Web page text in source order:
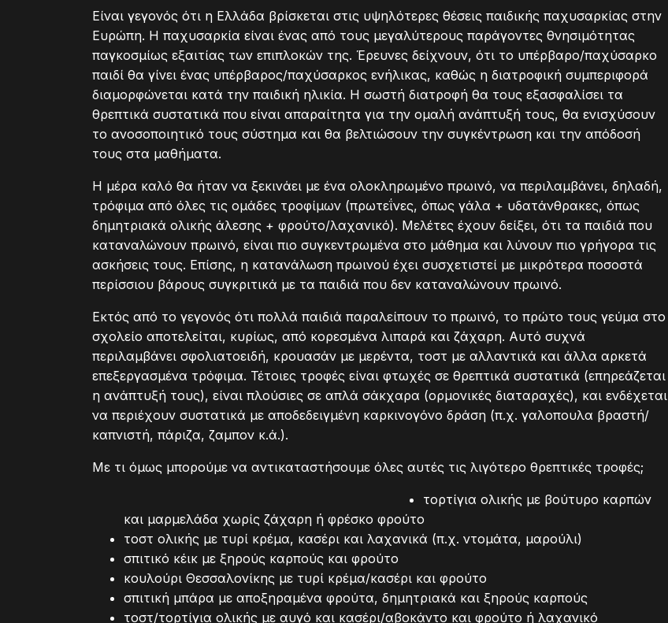
Είναι γεγονός ότι η Ελλάδα βρίσκεται στις υψηλότερες θέσεις παιδικής παχυσαρκίας στην
Ευρώπη. Η παχυσαρκία είναι ένας από τους μεγαλύτερους παράγοντες θνησιμότητας
παγκοσμίως εξαιτίας των επιπλοκών της. Έρευνες δείχνουν, ότι το υπέρβαρο/παχύσαρκο
παιδί θα γίνει ένας υπέρβαρος/παχύσαρκος ενήλικας, καθώς η διατροφική συμπεριφορά
διαμορφώνεται κατά την παιδική ηλικία. Η σωστή διατροφή θα τους εξασφαλίσει τα
θρεπτικά συστατικά που είναι απαραίτητα για την ομαλή ανάπτυξή τους, θα ενισχύσουν
το ανοσοποιητικό τους σύστημα και θα βελτιώσουν την συγκέντρωση και την απόδοσή
τους στα μαθήματα.
Η μέρα καλό θα ήταν να ξεκινάει με ένα ολοκληρωμένο πρωινό, να περιλαμβάνει, δηλαδή,
τρόφιμα από όλες τις ομάδες τροφίμων (πρωτεΐνες, όπως γάλα + υδατάνθρακες, όπως
δημητριακά ολικής άλεσης + φρούτο/λαχανικό). Μελέτες έχουν δείξει, ότι τα παιδιά που
καταναλώνουν πρωινό, είναι πιο συγκεντρωμένα στο μάθημα και λύνουν πιο γρήγορα τις
ασκήσεις τους. Επίσης, η κατανάλωση πρωινού έχει συσχετιστεί με μικρότερα ποσοστά
περίσσιου βάρους συγκριτικά με τα παιδιά που δεν καταναλώνουν πρωινό.
Εκτός από το γεγονός ότι πολλά παιδιά παραλείπουν το πρωινό, το πρώτο τους γεύμα στο
σχολείο αποτελείται, κυρίως, από κορεσμένα λιπαρά και ζάχαρη. Αυτό συχνά
περιλαμβάνει σφολιατοειδή, κρουασάν με μερέντα, τοστ με αλλαντικά και άλλα αρκετά
επεξεργασμένα τρόφιμα. Τέτοιες τροφές είναι φτωχές σε θρεπτικά συστατικά (επηρεάζεται
η ανάπτυξή τους), είναι πλούσιες σε απλά σάκχαρα (ορμονικές διαταραχές), και ενδέχεται
να περιέχουν συστατικά με αποδεδειγμένη καρκινογόνο δράση (π.χ. γαλοπουλα βραστή/
καπνιστή, πάριζα, ζαμπον κ.ά.).
Με τι όμως μπορούμε να αντικαταστήσουμε όλες αυτές τις λιγότερο θρεπτικές τροφές;
τορτίγια ολικής με βούτυρο καρπών
και μαρμελάδα χωρίς ζάχαρη ή φρέσκο φρούτο
τοστ ολικής με τυρί κρέμα, κασέρι και λαχανικά (π.χ. ντομάτα, μαρούλι)
σπιτικό κέικ με ξηρούς καρπούς και φρούτο
κουλούρι Θεσσαλονίκης με τυρί κρέμα/κασέρι και φρούτο
σπιτική μπάρα με αποξηραμένα φρούτα, δημητριακά και ξηρούς καρπούς
τοστ/τορτίγια ολικής με αυγό και κασέρι/αβοκάντο και φρούτο ή λαχανικό